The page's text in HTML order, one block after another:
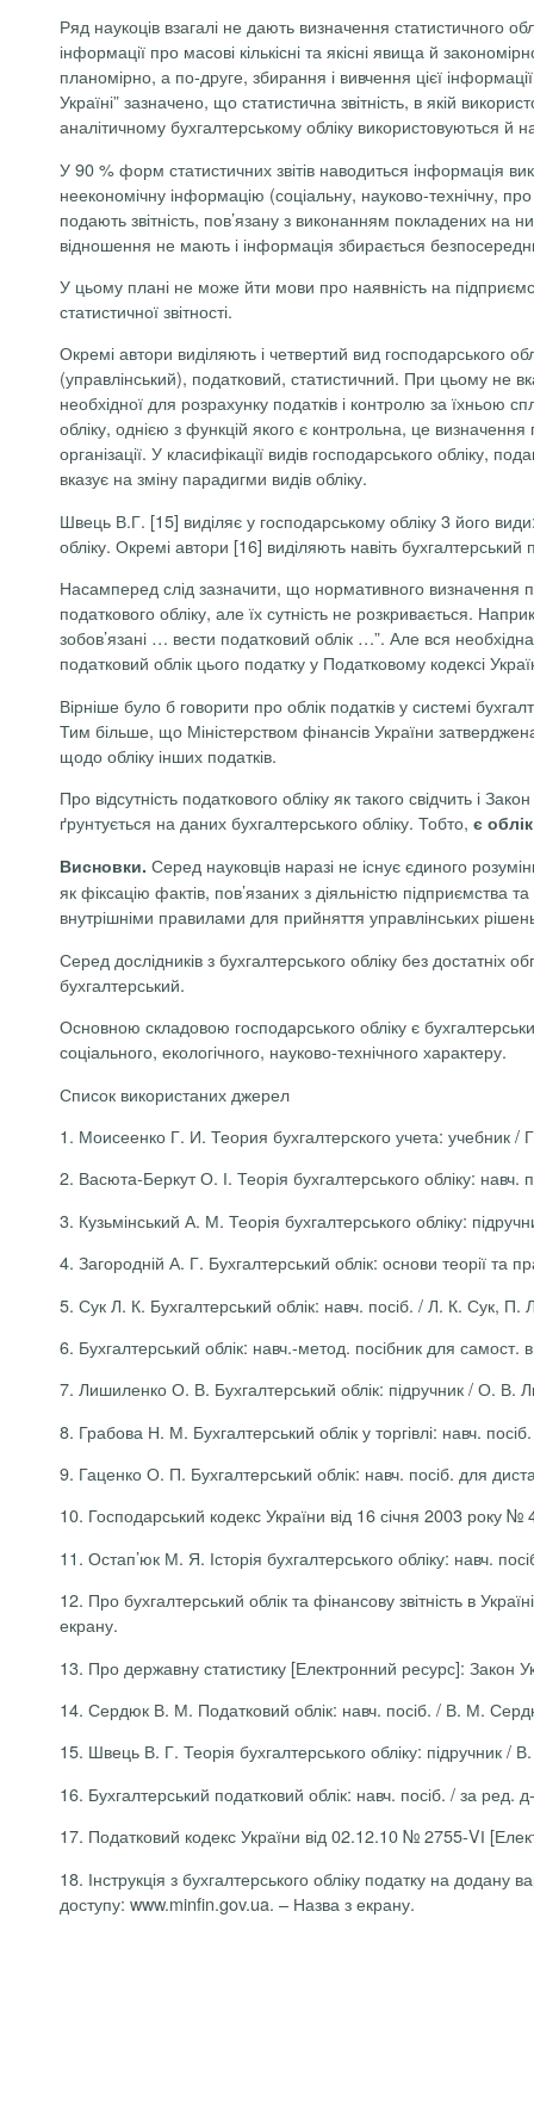
Ряд наукоців взагалі не дають визначення статистичного
інформації про масові кількісні та якісні явища й
планомірно, а по-друге, збирання і вивчення цієї
Україні” зазначено, що статистична звітність, в якій
аналітичному бухгалтерському обліку використовуються й
У 90 % форм статистичних звітів наводиться інформація
неекономічну інформацію (соціальну, науково-технічну,
подають звітність, пов’язану з виконанням покладених на
відношення не мають і інформація збирається
У цьому плані не може йти мови про наявність на
статистичної звітності.
Окремі автори виділяють і четвертий вид господарського
(управлінський), податковий, статистичний. При цьому не
необхідної для розрахунку податків і контролю за їхньою
обліку, однією з функцій якого є контрольна, це
організації. У класифікації видів господарського обліку,
вказує на зміну парадигми видів обліку.
Швець В.Г. [15] виділяє у господарському обліку 3 його
обліку. Окремі автори [16] виділяють навіть бухгалтерський
Насамперед слід зазначити, що нормативного визначення
податкового обліку, але їх сутність не розкривається.
зобов’язані … вести податковий облік …”. Але вся
податковий облік цього податку у Податковому кодексі
Вірніше було б говорити про облік податків у системі
Тим більше, що Міністерством фінансів України
щодо обліку інших податків.
Про відсутність податкового обліку як такого свідчить і
ґрунтується на даних бухгалтерського обліку. Тобто, є
Висновки. Серед науковців наразі не існує єдиного
як фіксацію фактів, пов’язаних з діяльністю підприємства
внутрішніми правилами для прийняття управлінських
Серед дослідників з бухгалтерського обліку без
бухгалтерський.
Основною складовою господарського обліку є
соціального, екологічного, науково-технічного характеру.
Список використаних джерел
1. Моисеенко Г. И. Теория бухгалтерского учета:
2. Васюта-Беркут О. І. Теорія бухгалтерського обліку:
3. Кузьмінський А. М. Теорія бухгалтерського обліку:
4. Загородній А. Г. Бухгалтерський облік: основи теорії та
5. Сук Л. К. Бухгалтерський облік: навч. посіб. / Л. К. Сук,
6. Бухгалтерський облік: навч.-метод. посібник для самост.
7. Лишиленко О. В. Бухгалтерський облік: підручник / О. В.
8. Грабова Н. М. Бухгалтерський облік у торгівлі: навч.
9. Гаценко О. П. Бухгалтерський облік: навч. посіб. для
10. Господарський кодекс України від 16 січня 2003 року
11. Остап’юк М. Я. Історія бухгалтерського обліку: навч.
12. Про бухгалтерський облік та фінансову звітність в
екрану.
13. Про державну статистику [Електронний ресурс]: Закон
14. Сердюк В. М. Податковий облік: навч. посіб. / В. М.
15. Швець В. Г. Теорія бухгалтерського обліку:
16. Бухгалтерський податковий облік: навч. посіб. / за
17. Податковий кодекс України від02.12.10 № 2755-VІ
18. Інструкція з бухгалтерського обліку податку на додану
доступу: www.minfin.gov.ua. – Назва з екрану.